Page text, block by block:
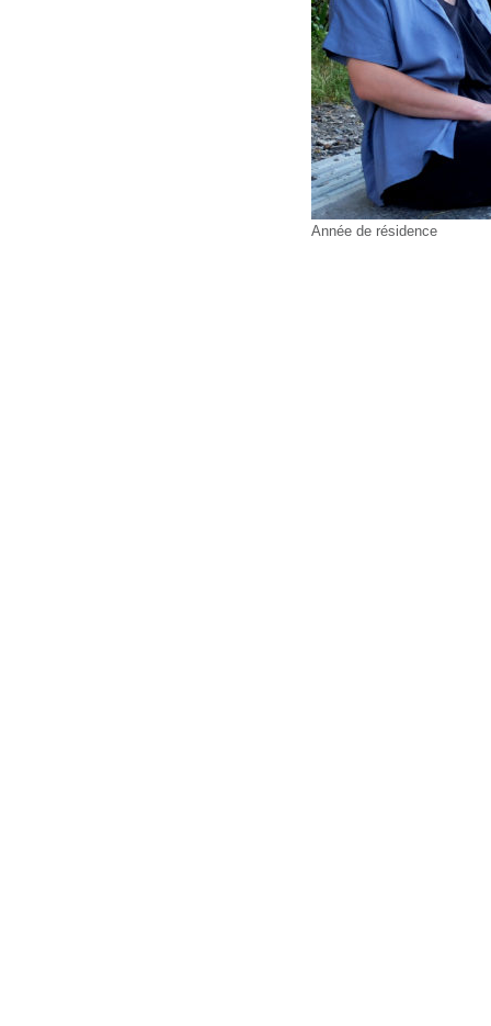
Année de résidence